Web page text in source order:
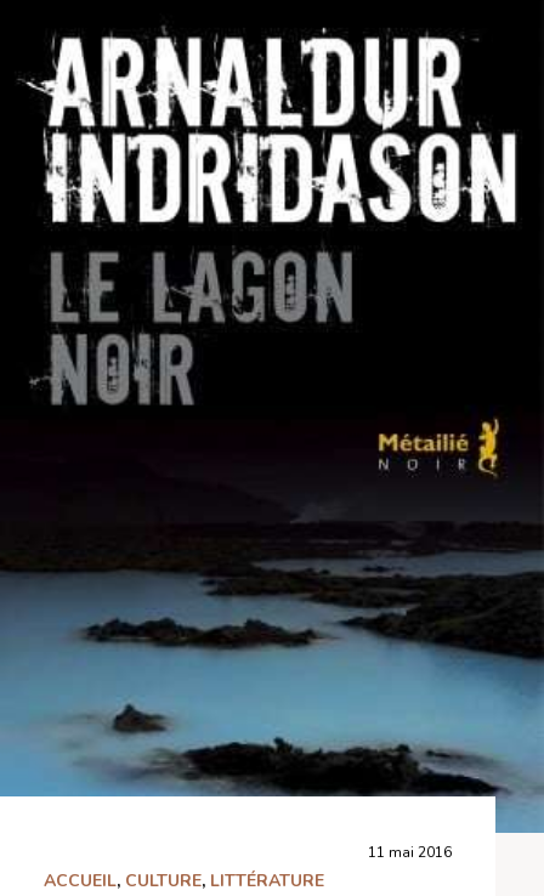
11 mai 2016
ACCUEIL, CULTURE, LITTÉRATURE